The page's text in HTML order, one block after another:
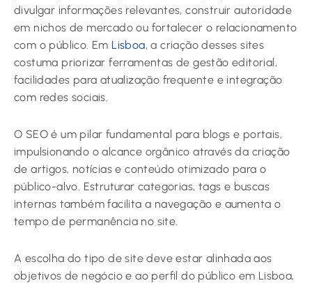
divulgar informações relevantes, construir autoridade
em nichos de mercado ou fortalecer o relacionamento
com o público. Em Lisboa, a criação desses sites
costuma priorizar ferramentas de gestão editorial,
facilidades para atualização frequente e integração
com redes sociais.
O SEO é um pilar fundamental para blogs e portais,
impulsionando o alcance orgânico através da criação
de artigos, notícias e conteúdo otimizado para o
público-alvo. Estruturar categorias, tags e buscas
internas também facilita a navegação e aumenta o
tempo de permanência no site.
A escolha do tipo de site deve estar alinhada aos
objetivos de negócio e ao perfil do público em Lisboa,